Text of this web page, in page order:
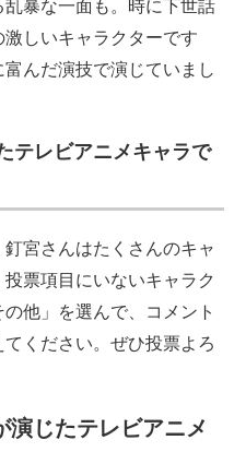
暴な一面も。時に下世話
しいキャラクターです
んだ演技で演じていまし
テレビアニメキャラで
宮さんはたくさんのキャ
票項目にいないキャラク
他」を選んで、コメント
ください。ぜひ投票よろ
演じたテレビアニメ